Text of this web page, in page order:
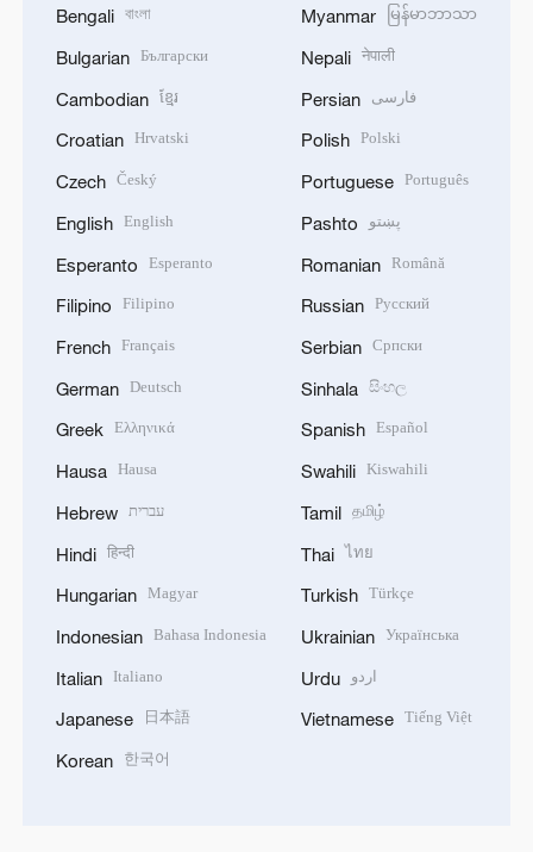
Bengali বাংলা
Bulgarian Български
Cambodian ខ្មែរ
Croatian Hrvatski
Czech Český
English English
Esperanto Esperanto
Filipino Filipino
French Français
German Deutsch
Greek Ελληνικά
Hausa Hausa
Hebrew עברית
Hindi हिन्दी
Hungarian Magyar
Indonesian Bahasa Indonesia
Italian Italiano
Japanese 日本語
Korean 한국어
Myanmar မြန်မာဘာသာ
Nepali नेपाली
Persian فارسی
Polish Polski
Portuguese Português
Pashto پښتو
Romanian Română
Russian Русский
Serbian Српски
Sinhala සිංහල
Spanish Español
Swahili Kiswahili
Tamil தமிழ்
Thai ไทย
Turkish Türkçe
Ukrainian Українська
Urdu اردو
Vietnamese Tiếng Việt